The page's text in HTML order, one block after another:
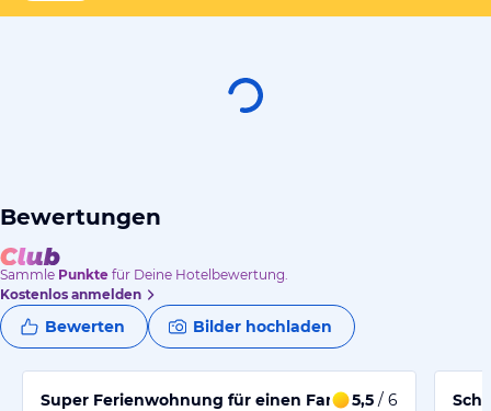
Bewertungen
Sammle Punkte für Deine Hotelbewertung.
Kostenlos anmelden
Bewerten Bilder hochladen
Super Ferienwohnung für einen Familien- /Skiurlaub
5,5 / 6